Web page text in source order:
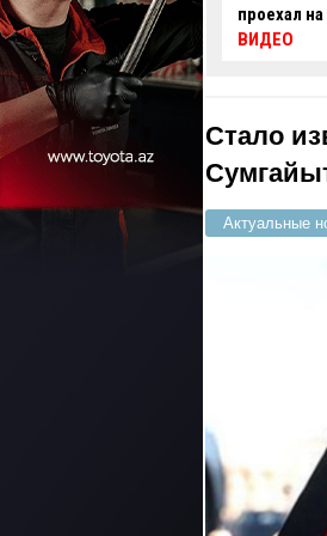
на красный свет -
нефтяную
Стало
Актуальные